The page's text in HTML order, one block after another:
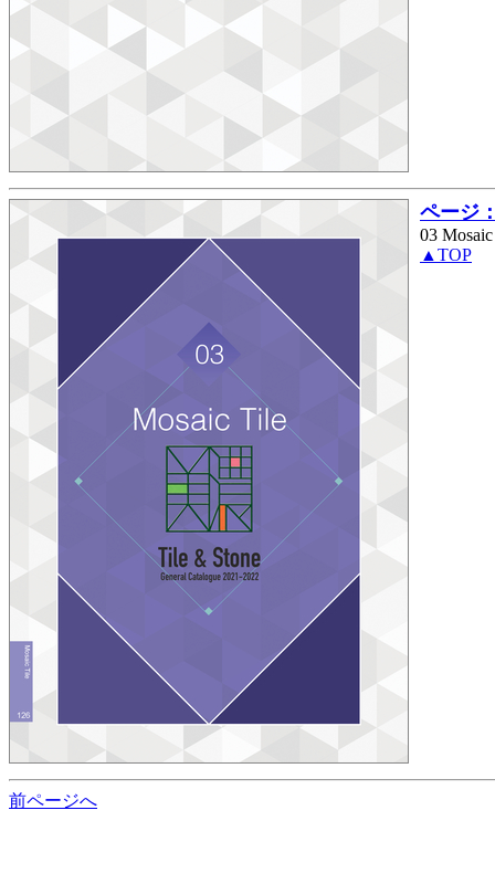
ページ
03
▲TOP
前ページへ